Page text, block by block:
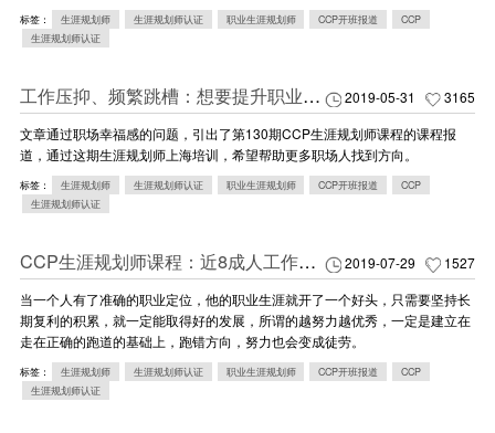
标签： 生涯规划师 生涯规划师认证 职业生涯规划师 CCP开班报道
CCP
生涯规划师认证
2019-05-31 3165
工作压抑、频繁跳槽：想要提升职业幸福感，先得做对一件事！
文章通过职场幸福感的问题，引出了第130期CCP生涯规划师课程的课程报
道，通过这期生涯规划师上海培训，希望帮助更多职场人找到方向。
标签： 生涯规划师 生涯规划师认证 职业生涯规划师 CCP开班报道
CCP
生涯规划师认证
2019-07-29 1527
CCP生涯规划师课程：近8成人工作10年月薪没过万，到底是什么限制了职业生涯的发展？
当一个人有了准确的职业定位，他的职业生涯就开了一个好头，只需要坚持长
期复利的积累，就一定能取得好的发展，所谓的越努力越优秀，一定是建立在
走在正确的跑道的基础上，跑错方向，努力也会变成徒劳。
标签： 生涯规划师 生涯规划师认证 职业生涯规划师 CCP开班报道
CCP
生涯规划师认证